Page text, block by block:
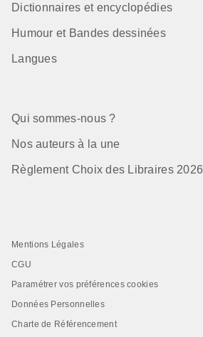
Dictionnaires et encyclopédies
Humour et Bandes dessinées
Langues
Qui sommes-nous ?
Nos auteurs à la une
Règlement Choix des Libraires 2026
Mentions Légales
CGU
Paramétrer vos préférences cookies
Données Personnelles
Charte de Référencement